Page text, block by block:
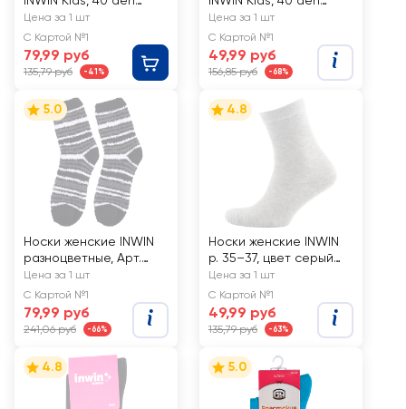
черные, Арт. BTS-40-
03
Цена за 1 шт
С Картой №1
79,99 руб
135,79 руб -41%
черные жаккард, Арт.
BTS-40-07
Цена за 1 шт
С Картой №1
49,99 руб
156,85 руб -68%
5.0
Носки женские INWIN
разноцветные, Арт.
EH1409087-1
Цена за 1 шт
С Картой №1
79,99 руб
241,06 руб -66%
4.8
Носки женские INWIN
р. 35–37, цвет серый
меланж, Арт. BWS01-
01
Цена за 1 шт
С Картой №1
49,99 руб
135,79 руб -63%
4.8 5.0